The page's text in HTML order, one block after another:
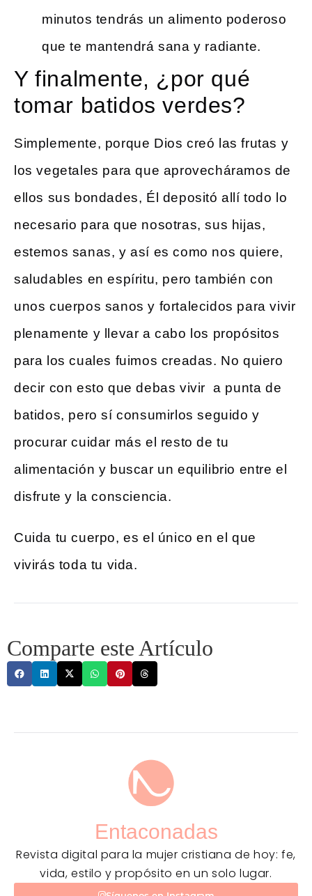
minutos tendrás un alimento poderoso
que te mantendrá sana y radiante.
Y finalmente, ¿por qué
tomar batidos verdes?
Simplemente, porque Dios creó las frutas y
los vegetales para que aprovecháramos de
ellos sus bondades, Él depositó allí todo lo
necesario para que nosotras, sus hijas,
estemos sanas, y así es como nos quiere,
saludables en espíritu, pero también con
unos cuerpos sanos y fortalecidos para vivir
plenamente y llevar a cabo los propósitos
para los cuales fuimos creadas. No quiero
decir con esto que debas vivir a punta de
batidos, pero sí consumirlos seguido y
procurar cuidar más el resto de tu
alimentación y buscar un equilibrio entre el
disfrute y la consciencia.
Cuida tu cuerpo, es el único en el que
vivirás toda tu vida.
Comparte este Artículo
Entaconadas
Revista digital para la mujer cristiana de hoy: fe,
vida, estilo y propósito en un solo lugar.